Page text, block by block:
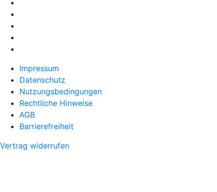
Impressum
Datenschutz
Nutzungsbedingungen
Rechtliche Hinweise
AGB
Barrierefreiheit
Vertrag widerrufen